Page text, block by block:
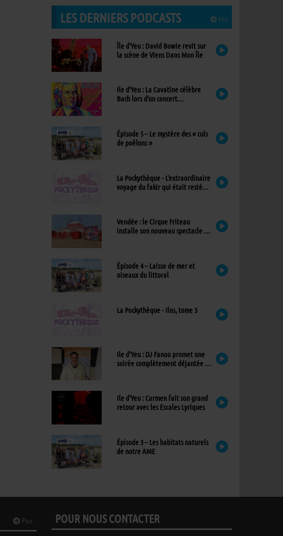
Plus
LES DERNIERS PODCASTS
Île d’Yeu : David Bowie revit sur
la scène de Viens Dans Mon Île
Ile d’Yeu : La Cavatine célèbre
Bach lors d’un concert
Épisode 5 – Le mystère des « culs
de poêlons »
La Pockythèque - L'extraordinaire
voyage du fakir qui était resté
Vendée : le Cirque Friteau
installe son nouveau spectacle à
Épisode 4 – Laisse de mer et
oiseaux du littoral
La Pockythèque - Ilos, tome 3
Ile d’Yeu : DJ Fanou promet une
soirée complètement déjantée à
Ile d’Yeu : Carmen fait son grand
retour avec les Escales Lyriques
Épisode 3 – Les habitats naturels
de notre AME
Plus POUR NOUS CONTACTER